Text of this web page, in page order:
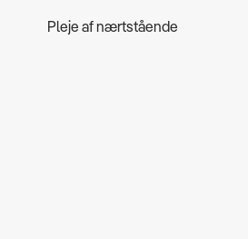
Pleje af nærtstående